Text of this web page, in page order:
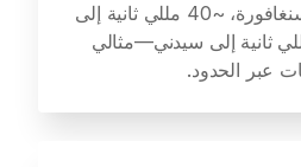
~15 مللي ثانية إلى سنغافورة، ~40 مللي ثانية إلى
كونغ، ~80 مللي ثانية إلى سيدني—مثالي
عبر الحدود.